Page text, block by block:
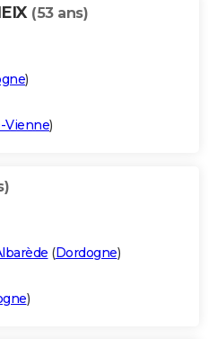
(53 ans)
)
Vienne)
(Dordogne)
)